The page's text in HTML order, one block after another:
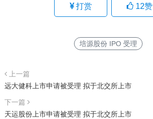
打赏 12赞
培源股份 IPO 受理
上一篇
远大健科上市申请被受理 拟于北交所上市
下一篇
天运股份上市申请被受理 拟于北交所上市